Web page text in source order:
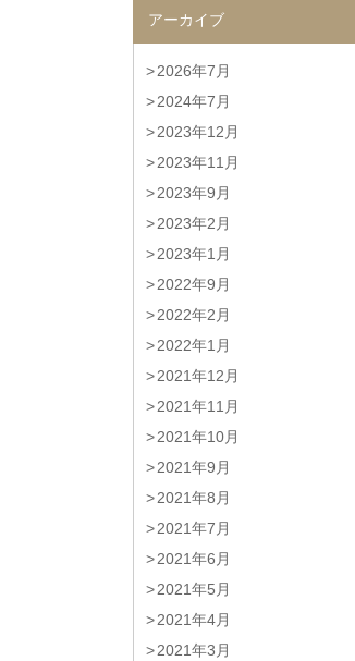
アーカイブ
2026年7月
2024年7月
2023年12月
2023年11月
2023年9月
2023年2月
2023年1月
2022年9月
2022年2月
2022年1月
2021年12月
2021年11月
2021年10月
2021年9月
2021年8月
2021年7月
2021年6月
2021年5月
2021年4月
2021年3月